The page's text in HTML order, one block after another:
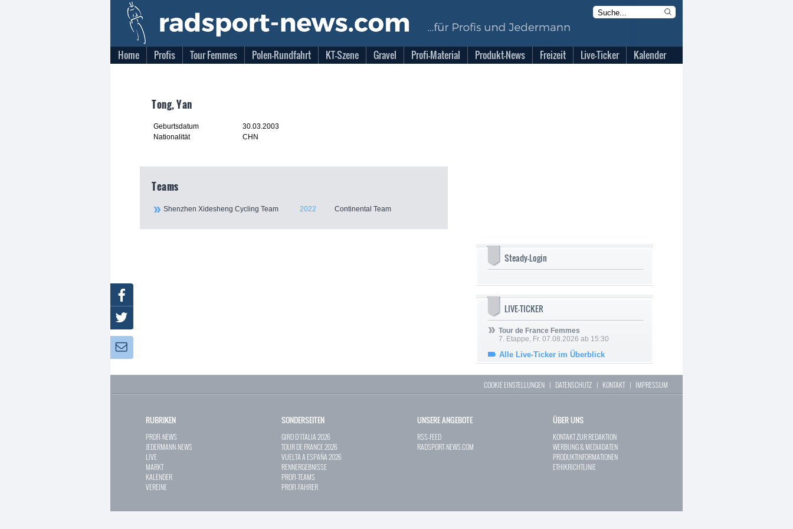
Home Profis Tour Femmes Polen-Rundfahrt KT-Szene Gravel Profi-Material Produkt-News Freizeit Live-Ticker Kalender
Tong, Yan
Geburtsdatum
30.03.2003
Nationalität
CHN
Teams
Shenzhen Xidesheng Cycling Team 2022 Continental Team
Steady-Login
LIVE-TICKER
Tour de France Femmes
7. Etappe, Fr. 07.08.2026 ab 15:30
Alle Live-Ticker im Überblick
COOKIE EINSTELLUNGEN | DATENSCHUTZ | KONTAKT| IMPRESSUM
RUBRIKEN
PROFI-NEWS
JEDERMANN-NEWS
LIVE
MARKT
KALENDER
VEREINE
SONDERSEITEN
GIRO D`ITALIA 2026
TOUR DE FRANCE 2026
VUELTA A ESPAÑA 2026
RENNERGEBNISSE
PROFI-TEAMS
PROFI-FAHRER
UNSERE ANGEBOTE
RSS-FEED
RADSPORT-NEWS.COM
ÜBER UNS
KONTAKT ZUR REDAKTION
WERBUNG & MEDIADATEN
PRODUKTINFORMATIONEN
ETHIKRICHTLINIE